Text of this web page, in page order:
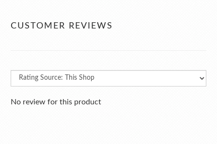
CUSTOMER REVIEWS
No review for this product